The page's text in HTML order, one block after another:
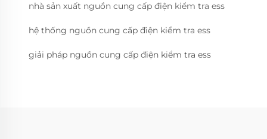
nhà sản xuất nguồn cung cấp điện kiểm tra ess
hệ thống nguồn cung cấp điện kiểm tra ess
giải pháp nguồn cung cấp điện kiểm tra ess